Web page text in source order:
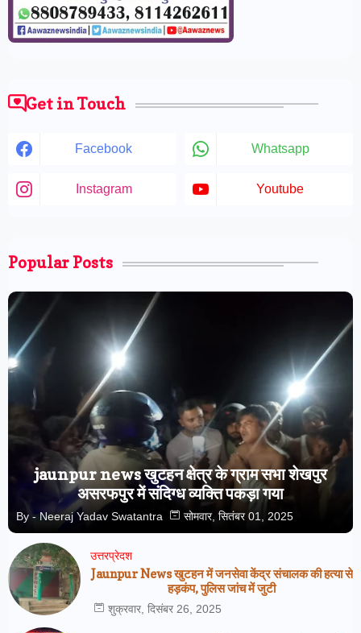
Get in Touch
Facebook Whatsapp
Instagram Youtube
Popular Posts
jaunpur news खुटहन क्षेत्र के ग्राम सभा शेखपुर
असरफपुर में संदिग्ध व्यक्ति पकड़ा गया
By - Neeraj Yadav Swatantra सोमवार, सितंबर 01, 2025
उत्तरप्रेदश
Jaunpur News खुटहन में जनसेवा केंद्र संचालक की हत्या से
हड़कंप, पुलिस जांच में जुटी
शुक्रवार, दिसंबर 26, 2025